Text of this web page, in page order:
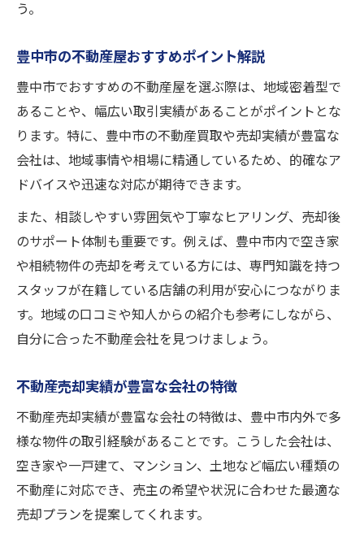
う。
豊中市の不動産屋おすすめポイント解説
豊中市でおすすめの不動産屋を選ぶ際は、地域密着型で
あることや、幅広い取引実績があることがポイントとな
ります。特に、豊中市の不動産買取や売却実績が豊富な
会社は、地域事情や相場に精通しているため、的確なア
ドバイスや迅速な対応が期待できます。
また、相談しやすい雰囲気や丁寧なヒアリング、売却後
のサポート体制も重要です。例えば、豊中市内で空き家
や相続物件の売却を考えている方には、専門知識を持つ
スタッフが在籍している店舗の利用が安心につながりま
す。地域の口コミや知人からの紹介も参考にしながら、
自分に合った不動産会社を見つけましょう。
不動産売却実績が豊富な会社の特徴
不動産売却実績が豊富な会社の特徴は、豊中市内外で多
様な物件の取引経験があることです。こうした会社は、
空き家や一戸建て、マンション、土地など幅広い種類の
不動産に対応でき、売主の希望や状況に合わせた最適な
売却プランを提案してくれます。